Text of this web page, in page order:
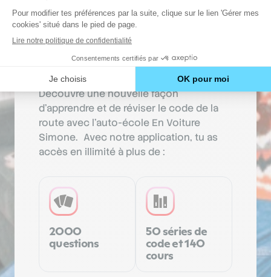
Révise le code de la
route où tu veux quand
tu veux.
Découvre une nouvelle façon
d'apprendre et de réviser le code de la
route avec l’auto-école En Voiture
Simone. Avec notre application, tu as
accès en illimité à plus de :
2000
questions
50 séries de
code et 140
cours
Avec
Que
du
les